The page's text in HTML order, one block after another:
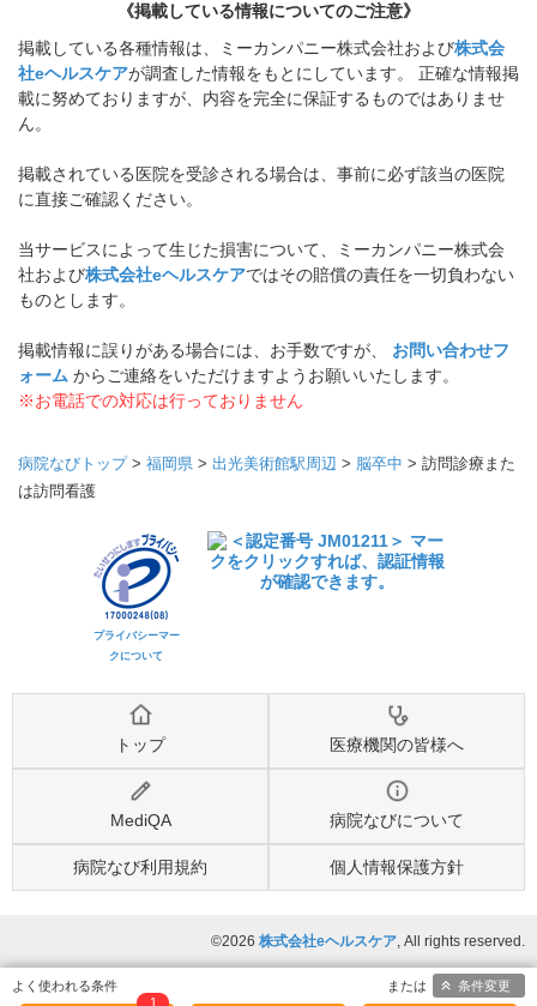
《掲載している情報についてのご注意》
掲載している各種情報は、ミーカンパニー株式会社および株式会
社eヘルスケアが調査した情報をもとにしています。 正確な情報掲
載に努めておりますが、内容を完全に保証するものではありませ
ん。
掲載されている医院を受診される場合は、事前に必ず該当の医院
に直接ご確認ください。
当サービスによって生じた損害について、ミーカンパニー株式会
社および株式会社eヘルスケアではその賠償の責任を一切負わない
ものとします。
掲載情報に誤りがある場合には、お手数ですが、 お問い合わせフ
ォーム からご連絡をいただけますようお願いいたします。
※お電話での対応は行っておりません
病院なびトップ> 福岡県 > 出光美術館駅周辺 > 脳卒中 > 訪問診療また
は訪問看護
プライバシーマー
クについて
トップ 医療機関の皆様へ
MediQA 病院なびについて
病院なび利用規約 個人情報保護方針
©2026 株式会社eヘルスケア, All rights reserved.
1
条件変更